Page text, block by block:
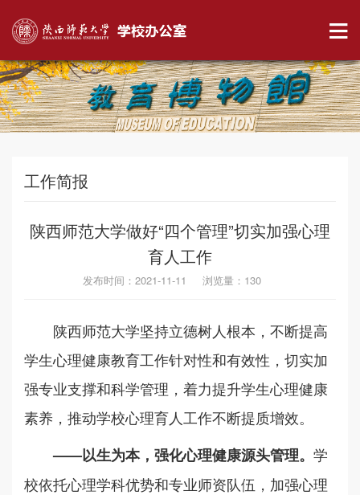
工作简报
陕西师范大学做好“四个管理”切实加强心理
育人工作
发布时间：2021-11-11 浏览量： 130
陕西师范大学坚持立德树人根本，不断提高
学生心理健康教育工作针对性和有效性，切实加
强专业支撑和科学管理，着力提升学生心理健康
素养，推动学校心理育人工作不断提质增效。
——以生为本， 强化心理健康源头管理。 学
校依托心理学科优势和专业师资队伍，加强心理